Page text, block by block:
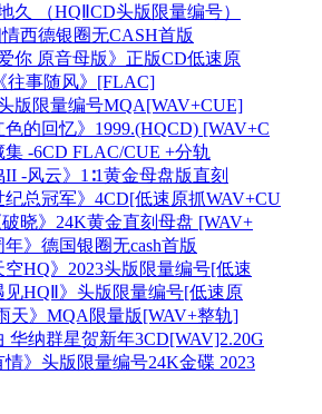
久 （HQⅡCD头版限量编号）
西德银圈无CASH首版
你 原音母版》正版CD低速原
往事随风》[FLAC]
版限量编号MQA[WAV+CUE]
的回忆》1999.(HQCD) [WAV+C
-6CD FLAC/CUE +分轨
-风云》1∶1黄金母盘版直刻
总冠军》4CD[低速原抓WAV+CU
破晓》24K黄金直刻母盘 [WAV+
年》德国银圈无cash首版
空HQ》2023头版限量编号[低速
见HQⅡ》头版限量编号[低速原
天》MQA限量版[WAV+整轨]
华纳群星贺新年3CD[WAV]2.20G
》头版限量编号24K金碟 2023